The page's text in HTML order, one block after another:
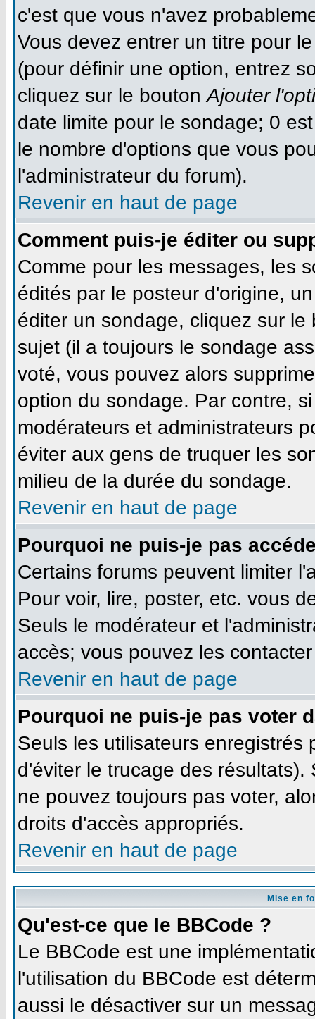
c'est que vous n'avez
Vous devez entrer un titre pour
(pour définir une option, entrez
cliquez sur le boutonAjouter
date limite pour le sondage; 0
le nombre d'options que vous
l'administrateur du forum).
Revenir en haut de page
Comment puis-je éditer ou
Comme pour les messages, les
édités par le posteur d'origine,
éditer un sondage, cliquez sur
sujet (il a toujours le sondage
voté, vous pouvez alors
option du sondage. Par contre,
modérateurs et administrateurs
éviter aux gens de truquer les
milieu de la durée du sondage.
Revenir en haut de page
Pourquoi ne puis-je pas
Certains forums peuvent limiter
Pour voir, lire, poster, etc. vous
Seuls le modérateur et
accès; vous pouvez les
Revenir en haut de page
Pourquoi ne puis-je pas voter
Seuls les utilisateurs
d'éviter le trucage des
ne pouvez toujours pas voter,
droits d'accès appropriés.
Revenir en haut de page
Mise en
Qu'est-ce que le BBCode ?
Le BBCode est une
l'utilisation du BBCode est
aussi le désactiver sur un